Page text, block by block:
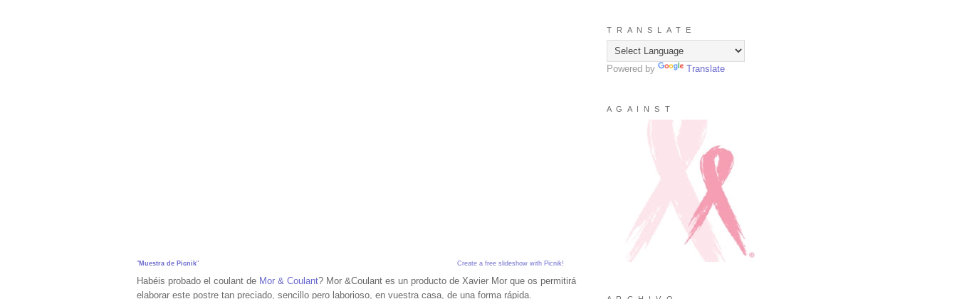
"Muestra de Picnik" Create a free slideshow with Picnik!
Habéis probado el coulant de Mor & Coulant? Mor &Coulant es un producto de Xavier Mor que os permitirá
elaborar este postre tan preciado, sencillo pero laborioso, en vuestra casa, de una forma rápida.
T R A N S L A T E
Powered by Translate
A G A I N S T